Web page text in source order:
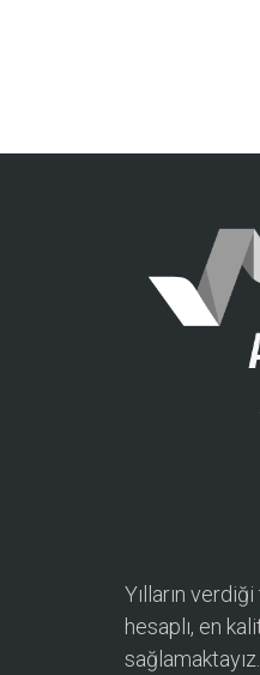
Yılların
hesaplı, en
sağlamaktayız.